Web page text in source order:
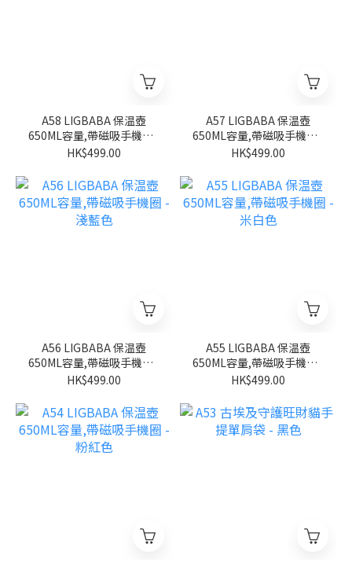
A58 LIGBABA 保温壺
650ML容量,帶磁吸手機圈 -
玫紅
HK$499.00
A57 LIGBABA 保温壺
650ML容量,帶磁吸手機圈 -
紫色
HK$499.00
A56 LIGBABA 保温壺
650ML容量,帶磁吸手機圈 -
淺藍色
HK$499.00
A55 LIGBABA 保温壺
650ML容量,帶磁吸手機圈 -
米白色
HK$499.00